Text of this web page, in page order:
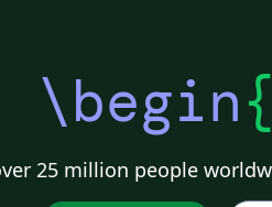
\begin{
25 million people